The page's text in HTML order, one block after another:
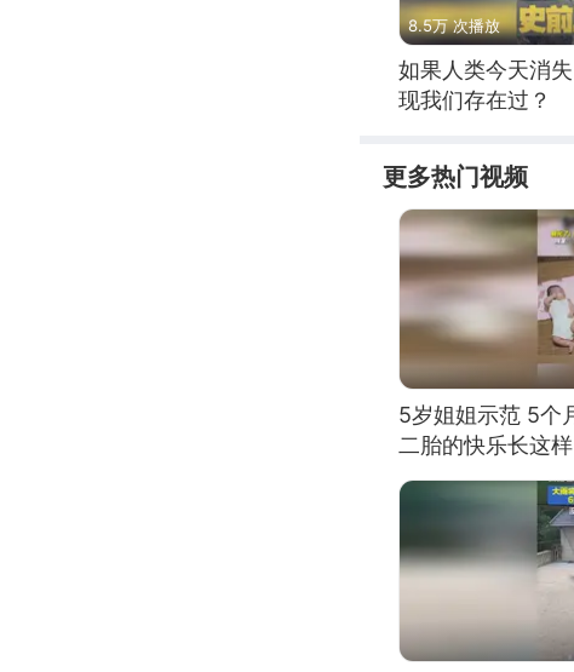
8.5万 次播放
如果人类今天消
现我们存在过？
更多热门视频
5岁姐姐示范 5个
二胎的快乐长这样